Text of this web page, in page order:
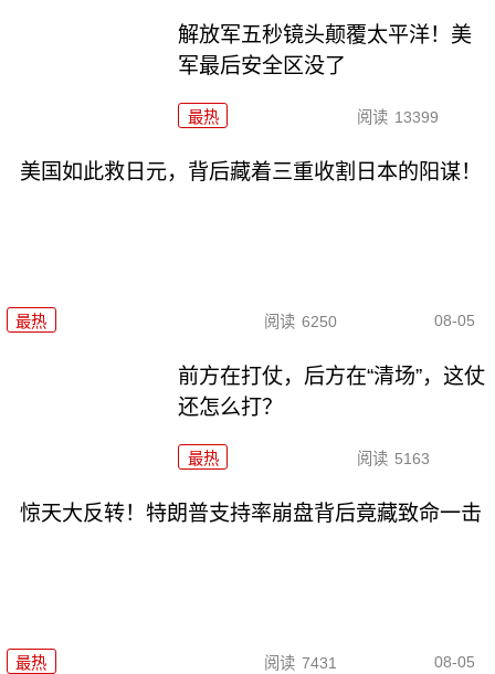
解放军五秒镜头颠覆太平洋！美
军最后安全区没了
最热 阅读 13399
美国如此救日元，背后藏着三重收割日本的阳谋！
最热 阅读 6250 08-05
前方在打仗，后方在“清场”，这仗
还怎么打？
最热 阅读 5163
惊天大反转！特朗普支持率崩盘背后竟藏致命一击
最热 阅读 7431 08-05